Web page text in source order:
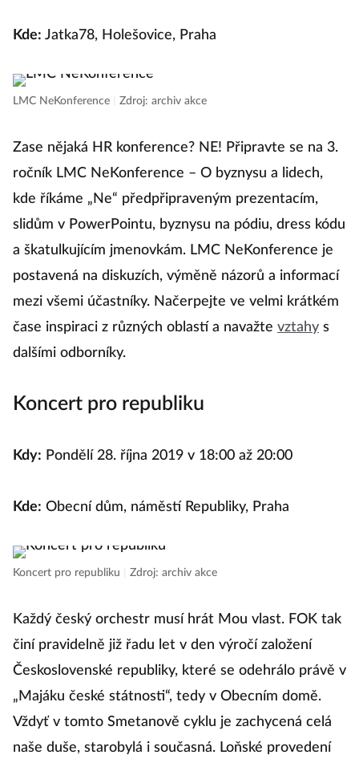
Kde: Jatka78, Holešovice, Praha
LMC NeKonference Zdroj: archiv akce
Zase nějaká HR konference? NE! Připravte se na 3.
ročník LMC NeKonference – O byznysu a lidech,
kde říkáme „Ne“ předpřipraveným prezentacím,
slidům v PowerPointu, byznysu na pódiu, dress kódu
a škatulkujícím jmenovkám. LMC NeKonference je
postavená na diskuzích, výměně názorů a informací
mezi všemi účastníky. Načerpejte ve velmi krátkém
čase inspiraci z různých oblastí a navažte vztahy s
dalšími odborníky.
Koncert pro republiku
Kdy: Pondělí 28. října 2019 v 18:00 až 20:00
Kde: Obecní dům, náměstí Republiky, Praha
Koncert pro republiku Zdroj: archiv akce
Každý český orchestr musí hrát Mou vlast. FOK tak
činí pravidelně již řadu let v den výročí založení
Československé republiky, které se odehrálo právě v
„Majáku české státnosti“, tedy v Obecním domě.
Vždyť v tomto Smetanově cyklu je zachycená celá
naše duše, starobylá i současná. Loňské provedení